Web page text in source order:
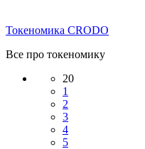
Токеномика CRODO
Все про токеномику
20
1
2
3
4
5